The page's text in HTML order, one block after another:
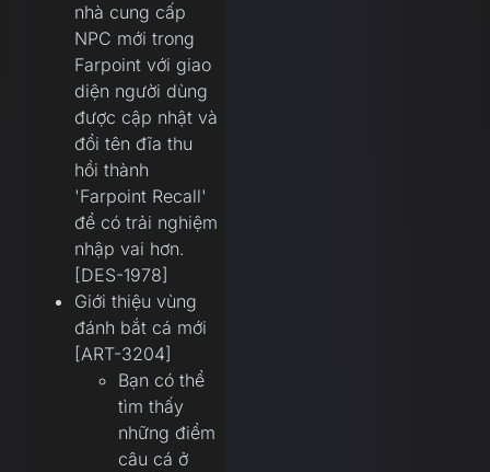
nhà cung cấp
NPC mới trong
Farpoint với giao
diện người dùng
được cập nhật và
đổi tên đĩa thu
hồi thành
'Farpoint Recall'
để có trải nghiệm
nhập vai hơn.
[DES-1978]
Giới thiệu vùng
đánh bắt cá mới
[ART-3204]
Bạn có thể
tìm thấy
những điểm
câu cá ở